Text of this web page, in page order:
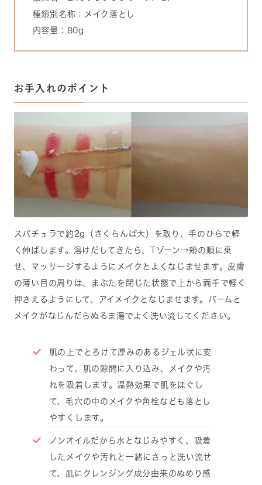
種類別名称：メイク落とし
内容量：80g
お手入れのポイント
スパチュラで約2g（さくらんぼ大）を取り、手のひらで軽
く伸ばします。溶けだしてきたら、Tゾーン→頬の順に乗
せ、マッサージするようにメイクとよくなじませます。皮膚
の薄い目の周りは、まぶたを閉じた状態で上から両手で軽く
押さえるようにして、アイメイクとなじませます。バームと
メイクがなじんだらぬるま湯でよく洗い流してください。
肌の上でとろけて厚みのあるジェル状に変
わって、肌の隙間に入り込み、メイクや汚
れを吸着します。温熱効果で肌をほぐし
て、毛穴の中のメイクや角栓なども落とし
やすくします。
ノンオイルだから水となじみやすく、吸着
したメイクや汚れと一緒にさっと洗い流せ
て、肌にクレンジング成分由来のぬめり感